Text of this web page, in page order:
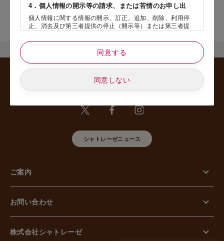
4．個人情報の開示等の請求、または苦情のお申し出
個人情報に関する情報の開示、訂正、追加、削除、利用停
止、消去及び第三者提供の停止（開示等）または第三者提
供記録の開示、若しくは利用目的の通知等（以下、「開示
等の請求」といいます）のご請求があった場合または苦情
のお申し出があった場合には、請求者がご本人であること
あるいは正式な代理人として認められる方であることを確
認させていただいたうえで、特別な理由のない限り合理的
5. 個人情報の安全管理のために講じた措置について
当社は外的環境を把握した上で個人情報の安全管理のため
に以下の措置をしております。
組織体制の整備、個人情報の取扱いに係る規律に従った運
用、個人情報の取扱い状況を確認する手段の整備、漏えい
等事案に対応する体制の整備、取扱い状況の把握及び安全
【人的安全管理措置】
期的な教育等を行っております。また、個人情報の秘密保
【物理的安全管理措置】
止、個人情報の削除及び機器、電子媒体等の廃棄に関し
て、必要な措置を講じています。
同意する
同意しない
店舗サービスに関するお問い合わせにつきましては、内容欄に『店
舗名』を記載いただけますと幸いです。
シャトレーゼニュース
ご案内
お問い合わせ
株式会社シャトレーゼ